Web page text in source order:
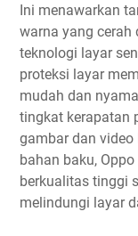
Ini menawarkan
warna yang cerah
teknologi layar
proteksi layar
mudah dan
tingkat kerapatan
gambar dan
bahan baku,
berkualitas tinggi
melindungi layar